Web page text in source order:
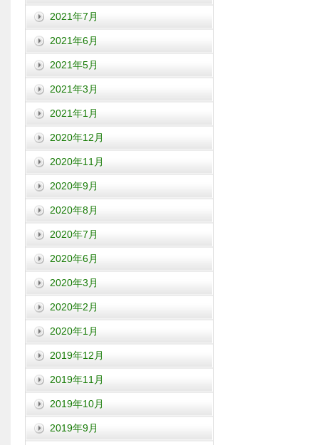
2021年7月
2021年6月
2021年5月
2021年3月
2021年1月
2020年12月
2020年11月
2020年9月
2020年8月
2020年7月
2020年6月
2020年3月
2020年2月
2020年1月
2019年12月
2019年11月
2019年10月
2019年9月